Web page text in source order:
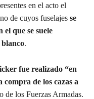
en el acto el
de cuyos fuselajes se
el que se suele
blanco.
fue realizado “en
de los cazas a
de los Fuerzas Armadas.